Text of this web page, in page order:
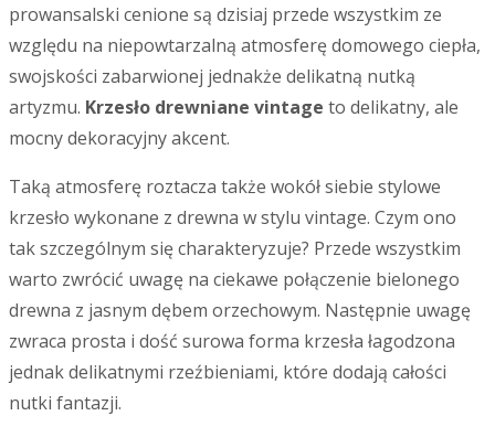
prowansalski cenione są dzisiaj przede wszystkim ze
względu na niepowtarzalną atmosferę domowego ciepła,
swojskości zabarwionej jednakże delikatną nutką
artyzmu. Krzesło drewniane vintage to delikatny, ale
mocny dekoracyjny akcent.
Taką atmosferę roztacza także wokół siebie stylowe
krzesło wykonane z drewna w stylu vintage. Czym ono
tak szczególnym się charakteryzuje? Przede wszystkim
warto zwrócić uwagę na ciekawe połączenie bielonego
drewna z jasnym dębem orzechowym. Następnie uwagę
zwraca prosta i dość surowa forma krzesła łagodzona
jednak delikatnymi rzeźbieniami, które dodają całości
nutki fantazji.